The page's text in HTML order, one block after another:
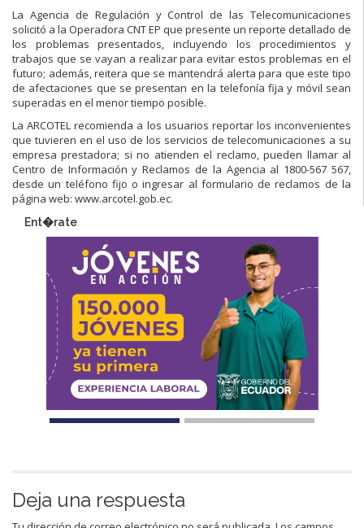
La Agencia de Regulación y Control de las Telecomunicaciones
solicitó a la Operadora CNT EP que presente un reporte detallado de
los problemas presentados, incluyendo los procedimientos y
trabajos que se vayan a realizar para evitar estos problemas en el
futuro; además, reitera que se mantendrá alerta para que este tipo
de afectaciones que se presentan en la telefonía fija y móvil sean
superadas en el menor tiempo posible.
La ARCOTEL recomienda a los usuarios reportar los inconvenientes
que tuvieren en el uso de los servicios de telecomunicaciones a su
empresa prestadora; si no atienden el reclamo, pueden llamar al
Centro de Información y Reclamos de la Agencia al 1800-567 567,
desde un teléfono fijo o ingresar al formulario de reclamos de la
página web: www.arcotel.gob.ec.
Ent�rate
Deja una respuesta